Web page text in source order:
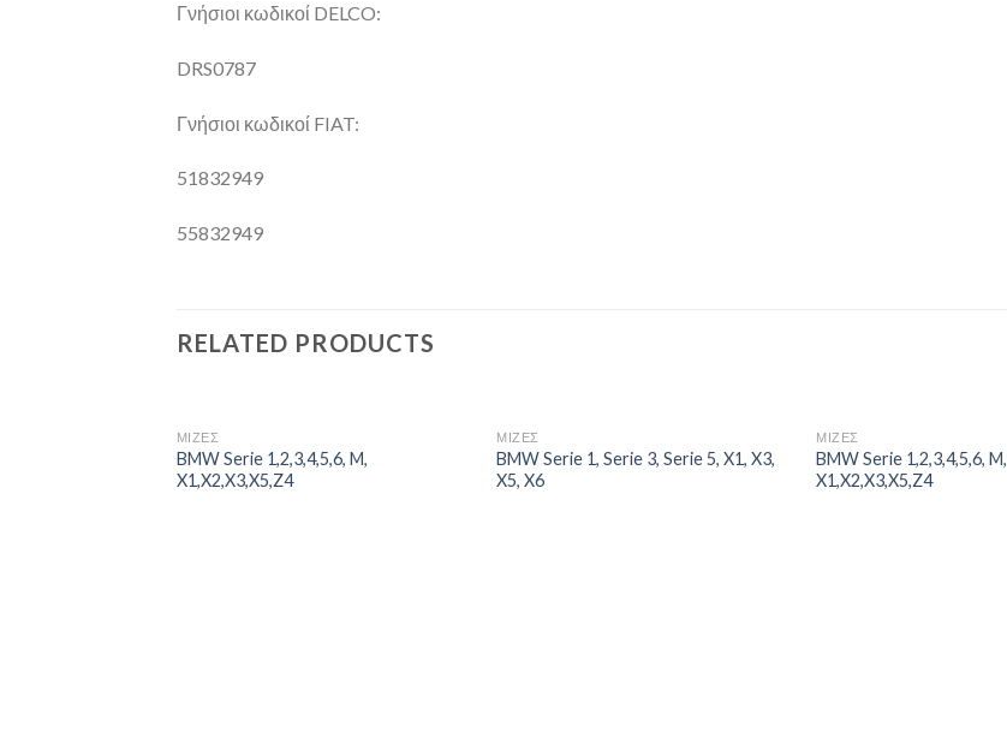
Γνήσιοι κωδικοί DELCO:
DRS0787
Γνήσιοι κωδικοί FIAT:
51832949
55832949
RELATED PRODUCTS
ΜΙΖΕΣ
BMW Serie 1,2,3,4,5,6, M,
X1,X2,X3,X5,Z4
ΜΙΖΕΣ
BMW Serie 1, Serie 3, Serie 5, X1, X3,
X5, X6
ΜΙΖΕΣ
BMW Serie 1,2,3,4,5,6, M,
X1,X2,X3,X5,Z4